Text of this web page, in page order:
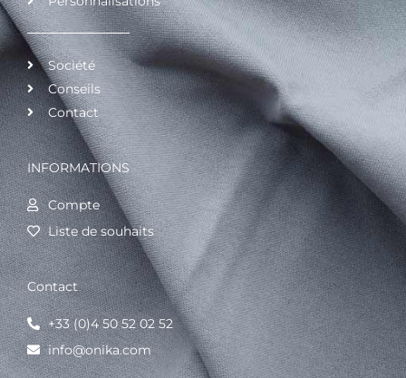
Société
Conseils
Contact
INFORMATIONS
Compte
Liste de souhaits
Contact
+33 (0)4 50 52 02 52
info@onika.com